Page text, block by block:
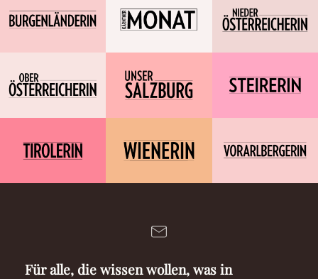
Für alle, die wissen wollen, was in